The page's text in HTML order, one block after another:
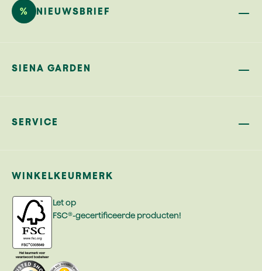
% NIEUWSBRIEF
SIENA GARDEN
SERVICE
WINKELKEURMERK
Let op
FSC®-gecertificeerde producten!